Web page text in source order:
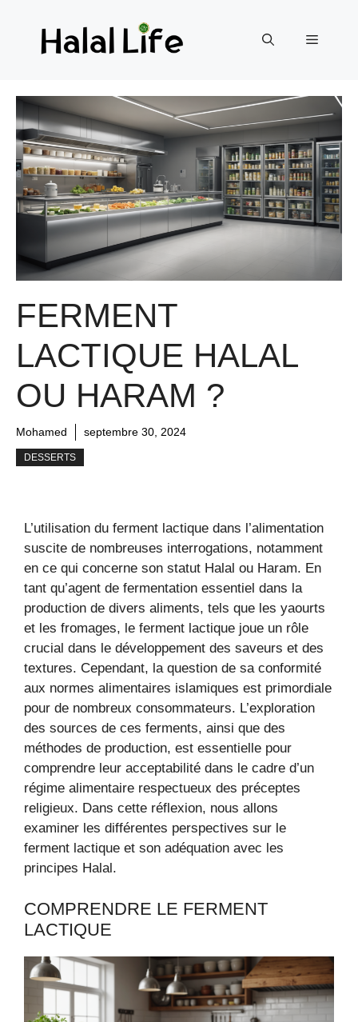
FERMENT
LACTIQUE HALAL
OU HARAM ?
Mohamed septembre 30, 2024
DESSERTS
L’utilisation du ferment lactique dans l’alimentation
suscite de nombreuses interrogations, notamment
en ce qui concerne son statut Halal ou Haram. En
tant qu’agent de fermentation essentiel dans la
production de divers aliments, tels que les yaourts
et les fromages, le ferment lactique joue un rôle
crucial dans le développement des saveurs et des
textures. Cependant, la question de sa conformité
aux normes alimentaires islamiques est primordiale
pour de nombreux consommateurs. L’exploration
des sources de ces ferments, ainsi que des
méthodes de production, est essentielle pour
comprendre leur acceptabilité dans le cadre d’un
régime alimentaire respectueux des préceptes
religieux. Dans cette réflexion, nous allons
examiner les différentes perspectives sur le
ferment lactique et son adéquation avec les
principes Halal.
COMPRENDRE LE FERMENT
LACTIQUE